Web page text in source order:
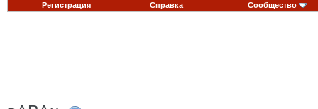
Регистрация Справка Сообщество